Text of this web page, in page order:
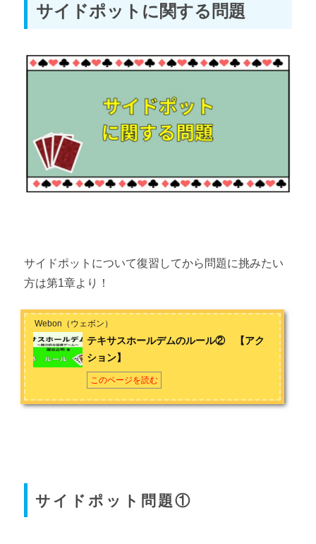
Webon（ウェボン）
サイドポットに関する問題
サイドポットについて復習してから問題に挑みたい
方は第1章より！
Webon（ウェボン）
テキサスホールデムのルール② 【アク
ション】
このページを読む
サイドポット問題①